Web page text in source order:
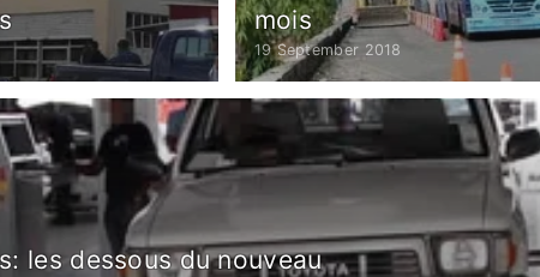
mois
19 September 2018
les dessous du nouveau